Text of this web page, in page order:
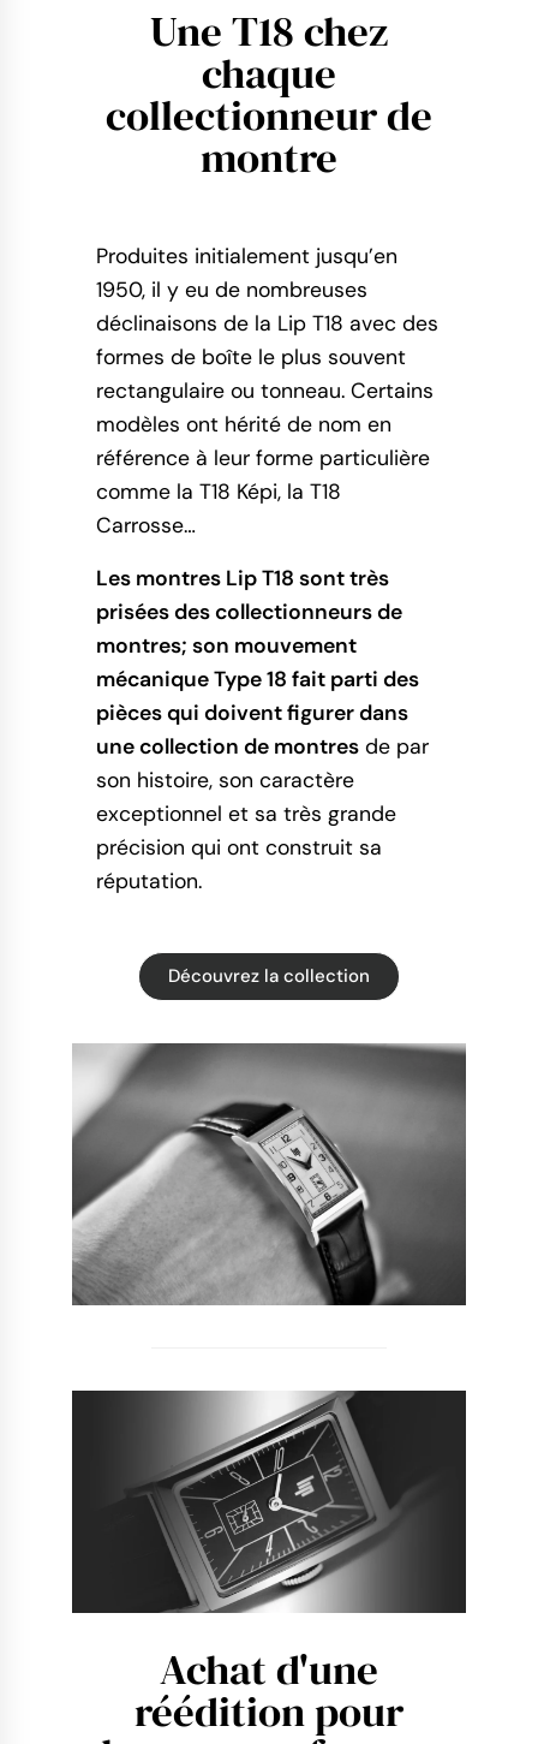
Une T18 chez
chaque
collectionneur de
montre
Produites initialement jusqu’en
1950, il y eu de nombreuses
déclinaisons de la Lip T18 avec des
formes de boîte le plus souvent
rectangulaire ou tonneau. Certains
modèles ont hérité de nom en
référence à leur forme particulière
comme la T18 Képi, la T18
Carrosse…
Les montres Lip T18 sont très
prisées des collectionneurs de
montres; son mouvement
mécanique Type 18 fait parti des
pièces qui doivent figurer dans
une collection de montres de par
son histoire, son caractère
exceptionnel et sa très grande
précision qui ont construit sa
réputation.
Découvrez la collection
Achat d'une
réédition pour